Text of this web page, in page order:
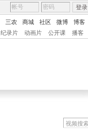
登录
三农 商城 社区 微博 博客
纪录片 动画片 公开课 播客